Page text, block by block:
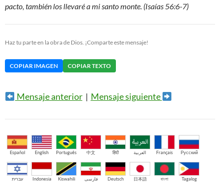
pacto, también los llevaré a mi santo monte. (Isaías 56:6-7)
Haz tu parte en la obra de Dios. ¡Comparte este mensaje!
COPIAR IMAGEN COPIAR TEXTO
Mensaje anterior| Mensaje siguiente
Español English Português 中文 हिंदी العربية Français Русский
עברית Indonesia Kiswahili فارسی Deutsch 日本語 বাংলা Tagalog